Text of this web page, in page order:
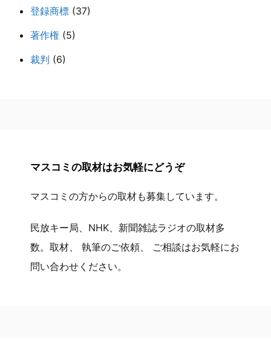
登録商標 (37)
著作権 (5)
裁判 (6)
マスコミの取材はお気軽にどうぞ
マスコミの方からの取材も募集しています。
民放キー局、NHK、新聞雑誌ラジオの取材多
数。取材、 執筆のご依頼、 ご相談はお気軽にお
問い合わせください。